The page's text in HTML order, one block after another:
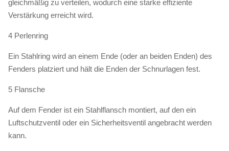
gleichmäßig zu verteilen, wodurch eine starke effiziente
Verstärkung erreicht wird.
4 Perlenring
Ein Stahlring wird an einem Ende (oder an beiden Enden) des
Fenders platziert und hält die Enden der Schnurlagen fest.
5 Flansche
Auf dem Fender ist ein Stahlflansch montiert, auf den ein
Luftschutzventil oder ein Sicherheitsventil angebracht werden
kann.